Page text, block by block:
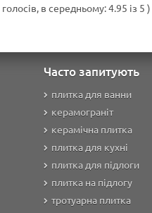
голосів, в середньому:4.95 із 5 )
Часто запитують
плитка для ванни
керамограніт
керамічна плитка
плитка для кухні
плитка для підлоги
плитка на підлогу
тротуарна плитка